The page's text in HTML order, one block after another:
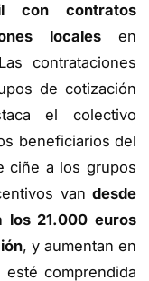
con contratos
localesen
contrataciones
de cotización
el colectivo
beneficiarios del
ciñe a los grupos
van desde
los 21.000 euros
, y aumentan en
comprendida